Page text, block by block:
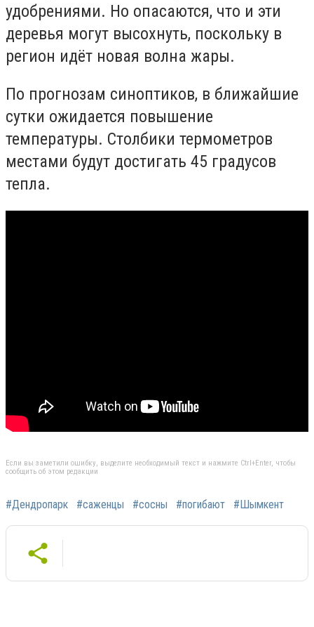
удобрениями. Но опасаются, что и эти
деревья могут высохнуть, поскольку в
регион идёт новая волна жары.
По прогнозам синоптиков, в ближайшие
сутки ожидается повышение
температуры. Столбики термометров
местами будут достигать 45 градусов
тепла.
Если вы заметили ошибку, выделите необходимый текст и нажмите Ctrl+Enter, чтобы
сообщить об этом редакции
#Дендропарк #саженцы #сосны #погибают #Шымкент